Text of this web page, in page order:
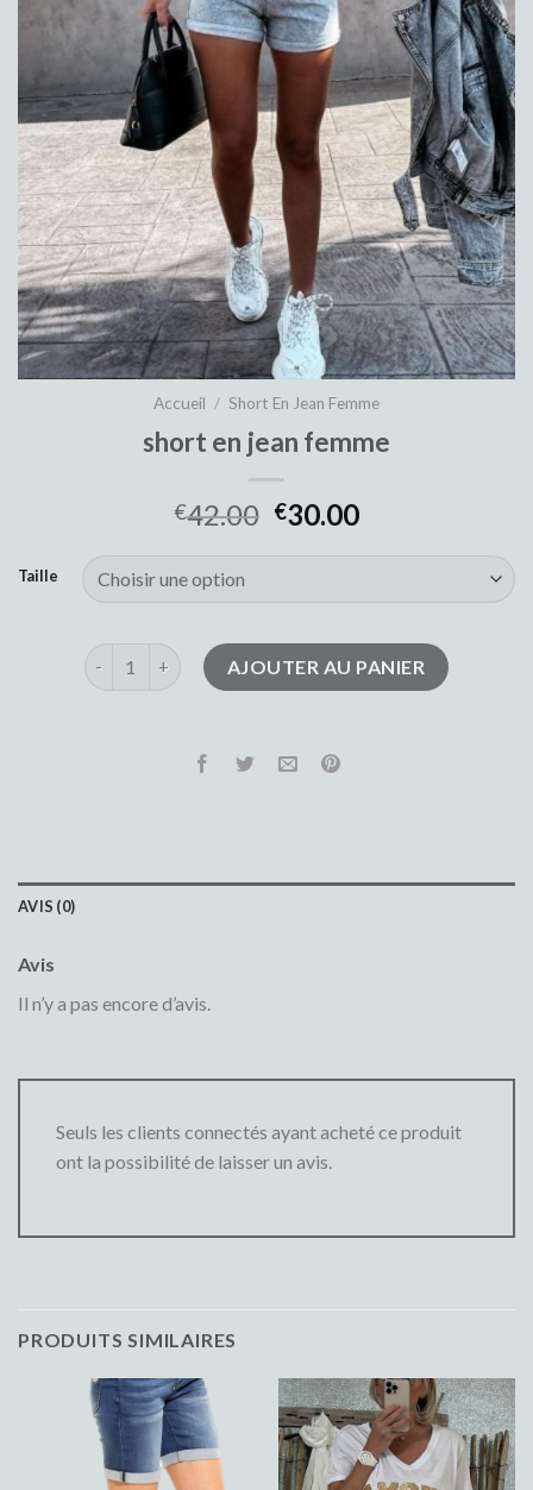
Accueil / Short En Jean Femme
short en jean femme
€42.00 €30.00
Taille
quantité de short en jean femme
AJOUTER AU PANIER
AVIS (0)
Avis
Il n’y a pas encore d’avis.
Seuls les clients connectés ayant acheté ce produit
ont la possibilité de laisser un avis.
PRODUITS SIMILAIRES